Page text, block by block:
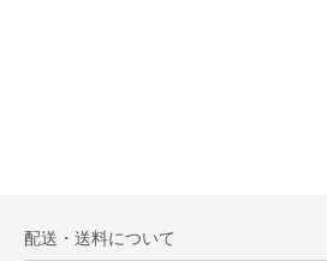
配送・送料について